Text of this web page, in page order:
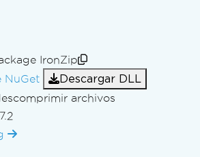
IronZip
NuGet
Descargar DLL
archivos